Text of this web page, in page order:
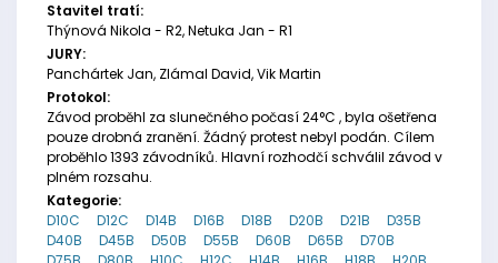
Stavitel tratí:
Thýnová Nikola - R2, Netuka Jan - R1
JURY:
Panchártek Jan, Zlámal David, Vik Martin
Protokol:
Závod proběhl za slunečného počasí 24°C , byla ošetřena
pouze drobná zranění. Žádný protest nebyl podán. Cílem
proběhlo 1393 závodníků. Hlavní rozhodčí schválil závod v
plném rozsahu.
Kategorie:
D10C
D12C D14B D16B D18B D20B D21B
D35B
D40B
D45B D50B D55B D60B D65B
D70B